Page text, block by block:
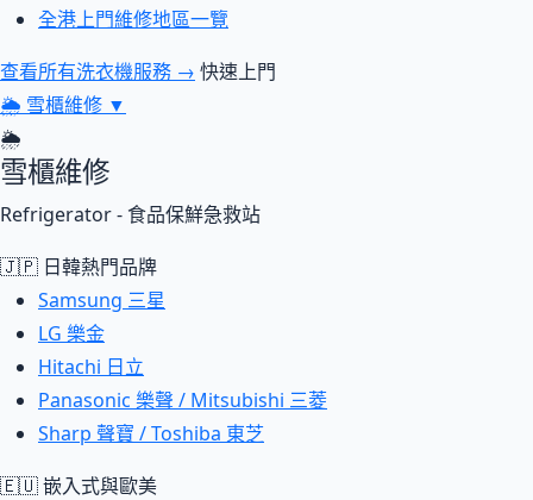
全港上門維修地區一覽
查看所有洗衣機服務 → 快速上門
🌦 雪櫃維修 ▼
🌦
雪櫃維修
Refrigerator - 食品保鮮急救站
🇯🇵 日韓熱門品牌
Samsung 三星
LG 樂金
Hitachi 日立
Panasonic 樂聲 / Mitsubishi 三菱
Sharp 聲寶 / Toshiba 東芝
🇪🇺 嵌入式與歐美